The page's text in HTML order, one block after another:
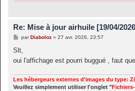
Re: Mise à jour airhuile [19/04/
M
s
a
parDiaboloz» 27 avr. 2026, 23:57
Slt,
oui l'affichage est pourri buggué , faut
Les hébergeurs externes d'images du type:
Veuillez simplement utiliser l'onglet "